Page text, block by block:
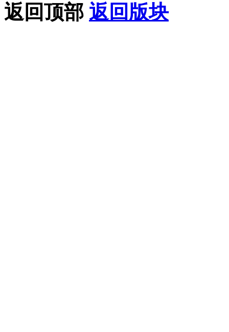
返回顶部 返回版块